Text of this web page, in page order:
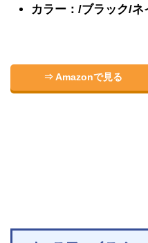
カラー：/ブラック/ネ
⇒ Amazonで見る